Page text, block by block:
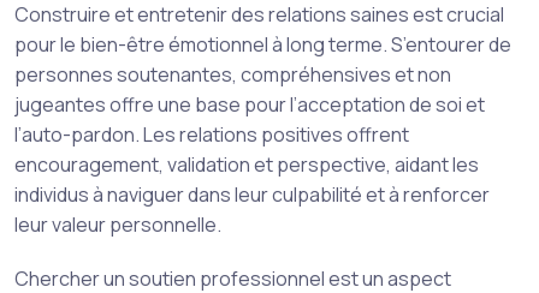
Construire et entretenir des relations saines est crucial
pour le bien-être émotionnel à long terme. S’entourer de
personnes soutenantes, compréhensives et non
jugeantes offre une base pour l’acceptation de soi et
l’auto-pardon. Les relations positives offrent
encouragement, validation et perspective, aidant les
individus à naviguer dans leur culpabilité et à renforcer
leur valeur personnelle.
Chercher un soutien professionnel est un aspect